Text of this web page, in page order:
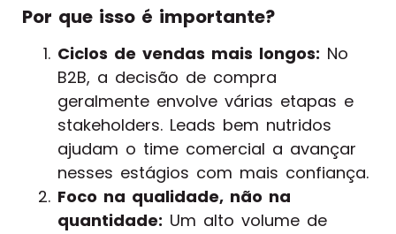
Por que isso é importante?
Ciclos de vendas mais longos: No
B2B, a decisão de compra
geralmente envolve várias etapas e
stakeholders. Leads bem nutridos
ajudam o time comercial a avançar
nesses estágios com mais confiança.
Foco na qualidade, não na
quantidade: Um alto volume de